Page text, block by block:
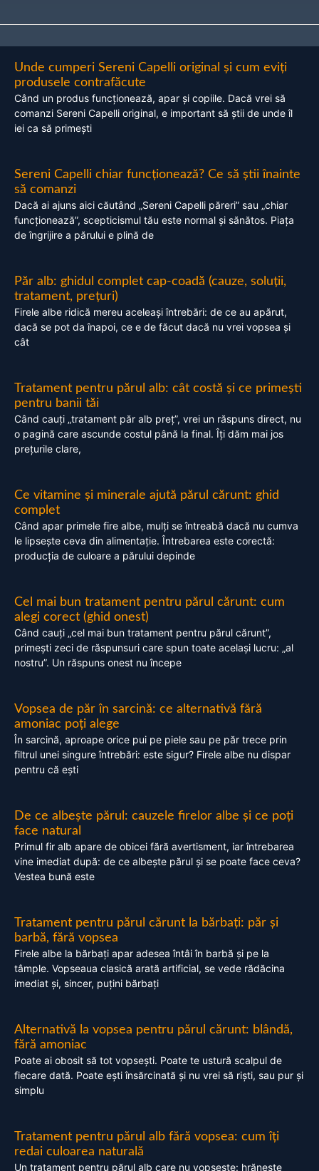
Unde cumperi Sereni Capelli original și cum eviți
produsele contrafăcute
Când un produs funcționează, apar și copiile. Dacă vrei să
comanzi Sereni Capelli original, e important să știi de unde îl
iei ca să primești
Sereni Capelli chiar funcționează? Ce să știi înainte
să comanzi
Dacă ai ajuns aici căutând „Sereni Capelli păreri” sau „chiar
funcționează”, scepticismul tău este normal și sănătos. Piața
de îngrijire a părului e plină de
Păr alb: ghidul complet cap-coadă (cauze, soluții,
tratament, prețuri)
Firele albe ridică mereu aceleași întrebări: de ce au apărut,
dacă se pot da înapoi, ce e de făcut dacă nu vrei vopsea și
cât
Tratament pentru părul alb: cât costă și ce primești
pentru banii tăi
Când cauți „tratament păr alb preț”, vrei un răspuns direct, nu
o pagină care ascunde costul până la final. Îți dăm mai jos
prețurile clare,
Ce vitamine și minerale ajută părul cărunt: ghid
complet
Când apar primele fire albe, mulți se întreabă dacă nu cumva
le lipsește ceva din alimentație. Întrebarea este corectă:
producția de culoare a părului depinde
Cel mai bun tratament pentru părul cărunt: cum
alegi corect (ghid onest)
Când cauți „cel mai bun tratament pentru părul cărunt”,
primești zeci de răspunsuri care spun toate același lucru: „al
nostru”. Un răspuns onest nu începe
Vopsea de păr în sarcină: ce alternativă fără
amoniac poți alege
În sarcină, aproape orice pui pe piele sau pe păr trece prin
filtrul unei singure întrebări: este sigur? Firele albe nu dispar
pentru că ești
De ce albește părul: cauzele firelor albe și ce poți
face natural
Primul fir alb apare de obicei fără avertisment, iar întrebarea
vine imediat după: de ce albește părul și se poate face ceva?
Vestea bună este
Tratament pentru părul cărunt la bărbați: păr și
barbă, fără vopsea
Firele albe la bărbați apar adesea întâi în barbă și pe la
tâmple. Vopseaua clasică arată artificial, se vede rădăcina
imediat și, sincer, puțini bărbați
Alternativă la vopsea pentru părul cărunt: blândă,
fără amoniac
Poate ai obosit să tot vopsești. Poate te ustură scalpul de
fiecare dată. Poate ești însărcinată și nu vrei să riști, sau pur și
simplu
Tratament pentru părul alb fără vopsea: cum îți
redai culoarea naturală
Un tratament pentru părul alb care nu vopsește: hrănește